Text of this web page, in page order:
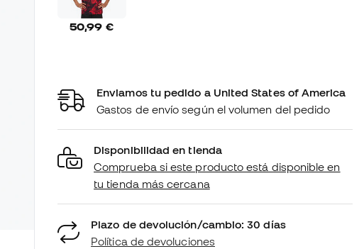
50,99 €
Enviamos tu pedido a United States of America
Gastos de envío según el volumen del pedido
Disponibilidad en tienda
Comprueba si este producto está disponible en
tu tienda más cercana
Plazo de devolución/cambio: 30 días
Política de devoluciones